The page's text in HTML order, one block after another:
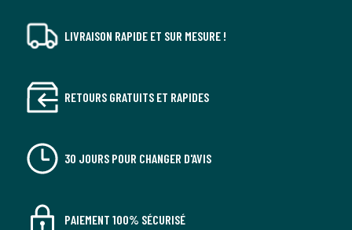
LIVRAISON RAPIDE ET SUR MESURE !
RETOURS GRATUITS ET RAPIDES
30 JOURS POUR CHANGER D'AVIS
PAIEMENT 100% SÉCURISÉ